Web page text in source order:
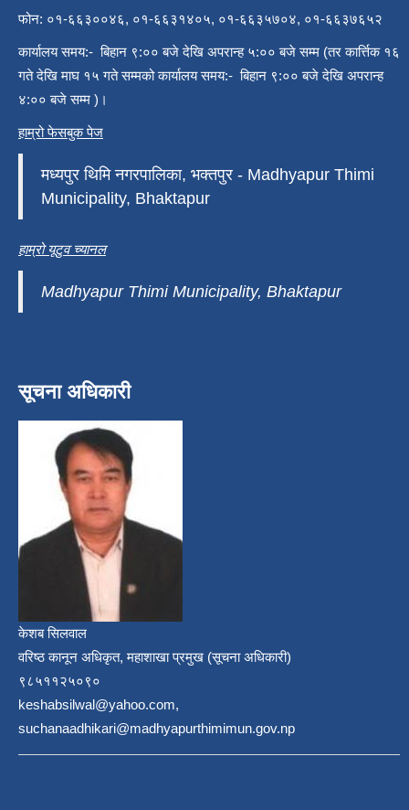
फोन: ०१-६६३००४६, ०१-६६३१४०५, ०१-६६३५७०४, ०१-६६३७६५२
कार्यालय समय:- बिहान ९:०० बजे देखि अपरान्ह ५:०० बजे सम्म (तर कार्त्तिक १६
गते देखि माघ १५ गते सम्मको कार्यालय समय:- बिहान ९:०० बजे देखि अपरान्ह
४:०० बजे सम्म )।
हाम्रो फेसबुक पेज
मध्यपुर थिमि नगरपालिका, भक्तपुर - Madhyapur Thimi
Municipality, Bhaktapur
हाम्रो यूटुव च्यानल
Madhyapur Thimi Municipality, Bhaktapur
सूचना अधिकारी
केशब सिलवाल
वरिष्ठ कानून अधिकृत, महाशाखा प्रमुख (सूचना अधिकारी)
९८५११२५०९०
keshabsilwal@yahoo.com,
suchanaadhikari@madhyapurthimimun.gov.np